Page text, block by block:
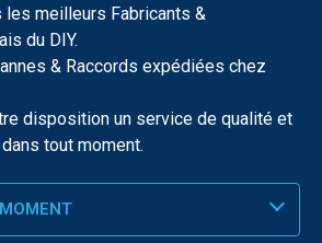
les meilleurs Fabricants &
du DIY.
& Raccords expédiées chez
disposition un service de qualité et
tout moment.